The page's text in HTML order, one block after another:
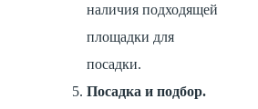
наличия подходящей
площадки для
посадки.
Посадка и подбор.